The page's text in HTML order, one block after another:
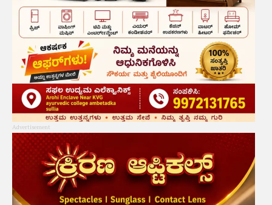
Advertisement